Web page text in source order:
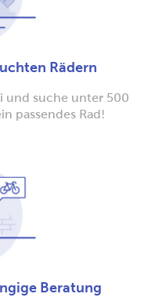
Rädern
und suche unter 500
passendes Rad!
Beratung